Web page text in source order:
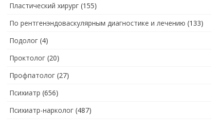
Пластический хирург (155)
По рентгенэндоваскулярным диагностике и лечению (133)
Подолог (4)
Проктолог (20)
Профпатолог (27)
Психиатр (656)
Психиатр-нарколог (487)